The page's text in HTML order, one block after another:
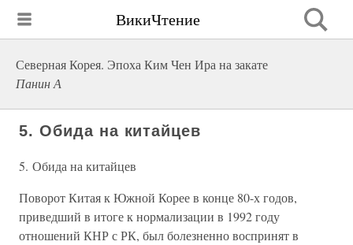
ВикиЧтение
Северная Корея. Эпоха Ким Чен Ира на закате
Панин А
5. Обида на китайцев
5. Обида на китайцев
Поворот Китая к Южной Корее в конце 80-х годов,
приведший в итоге к нормализации в 1992 году
отношений КНР с РК, был болезненно воспринят в